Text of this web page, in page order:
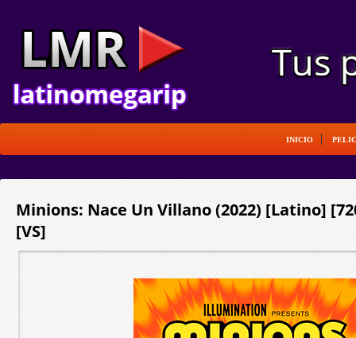
INICIO
Minions: Nace Un Villano (2022) [Latino]
[VS]